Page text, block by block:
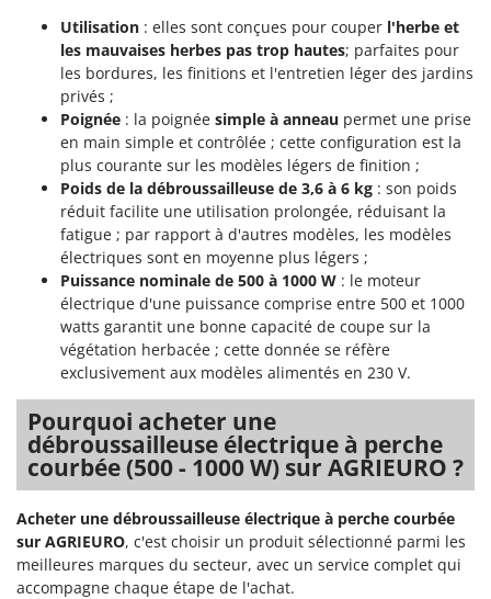
New O.M.R.A.
Nilfisk
Ninja
Novatec
Novital
NuAir
NuovaFac
Officine Savioli
Oliviero
Olix
OMA
Omas
Ompagrill
Ooni
Oriental Koshin
Outdoorchef
Utilisation : elles sont conçues pour couper l'herbe et
les mauvaises herbes pas trop hautes; parfaites pour
les bordures, les finitions et l'entretien léger des jardins
privés ;
Poignée : la poignée simple à anneau permet une prise
en main simple et contrôlée ; cette configuration est la
plus courante sur les modèles légers de finition ;
Poids de la débroussailleuse de 3,6 à 6 kg : son poids
réduit facilite une utilisation prolongée, réduisant la
fatigue ; par rapport à d'autres modèles, les modèles
électriques sont en moyenne plus légers ;
Puissance nominale de 500 à 1000 W : le moteur
électrique d'une puissance comprise entre 500 et 1000
watts garantit une bonne capacité de coupe sur la
végétation herbacée ; cette donnée se réfère
exclusivement aux modèles alimentés en 230 V.
Pourquoi acheter une
débroussailleuse électrique à perche
courbée (500 - 1000 W) sur AGRIEURO ?
Acheter une débroussailleuse électrique à perche courbée
sur AGRIEURO, c'est choisir un produit sélectionné parmi les
meilleures marques du secteur, avec un service complet qui
accompagne chaque étape de l'achat.